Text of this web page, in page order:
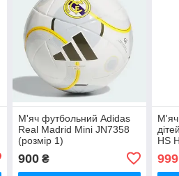
М'яч футбольний Adidas
Real Madrid Mini JN7358
(розмір 1)
900₴
HS
999